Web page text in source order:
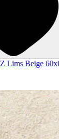
Lims Beige